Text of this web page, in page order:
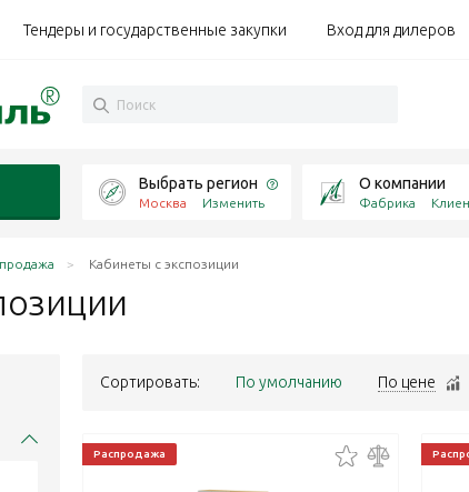
Тендеры и государственные закупки Вход для дилеров
Выбрать регион
Москва Изменить
О компании
Фабрика
Кабинеты с экспозиции
Сортировать: По умолчанию По цене
Распродажа